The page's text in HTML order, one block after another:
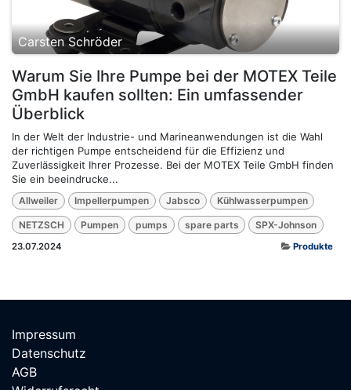
Carsten Schröder
Warum Sie Ihre Pumpe bei der MOTEX Teile
GmbH kaufen sollten: Ein umfassender
Überblick
In der Welt der Industrie- und Marineanwendungen ist die Wahl
der richtigen Pumpe entscheidend für die Effizienz und
Zuverlässigkeit Ihrer Prozesse. Bei der MOTEX Teile GmbH finden
Sie ein beeindrucke...
Allweiler Impellerpumpen Jabsco Kühlwasserpumpen
NETZSCH Pumpen pumps spare parts SPX-Johnson
23.07.2024 Produkte
Impressum
Datenschutz
AGB